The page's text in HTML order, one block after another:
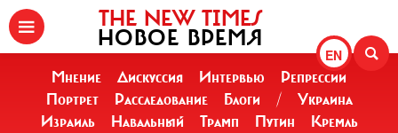
EN
THE NEW TIMES
НОВОЕ ВРЕМЯ
Мнение Дискуссия Интервью
Репрессии
Портрет
Расследование Блоги /
Украина
Израиль
Навальный Трамп Путин
Кремль